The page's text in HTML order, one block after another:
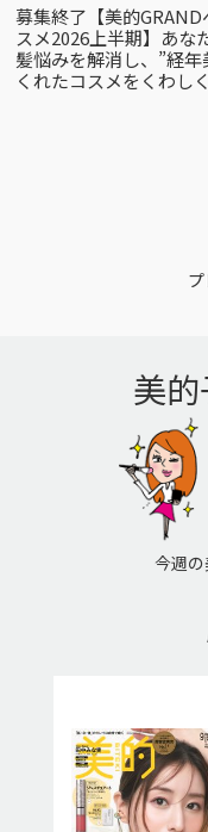
募集終了【美的GRAND
スメ2026上半期】あな
髪悩みを解消し、”経年
くれたコスメをくわし
美
今週